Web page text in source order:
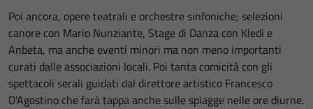
Poi ancora, opere teatrali e orchestre sinfoniche; selezioni
canore con Mario Nunziante, Stage di Danza con Kledi e
Anbeta, ma anche eventi minori ma non meno importanti
curati dalle associazioni locali. Poi tanta comicità con gli
spettacoli serali guidati dal direttore artistico Francesco
D'Agostino che farà tappa anche sulle spiagge nelle ore diurne.